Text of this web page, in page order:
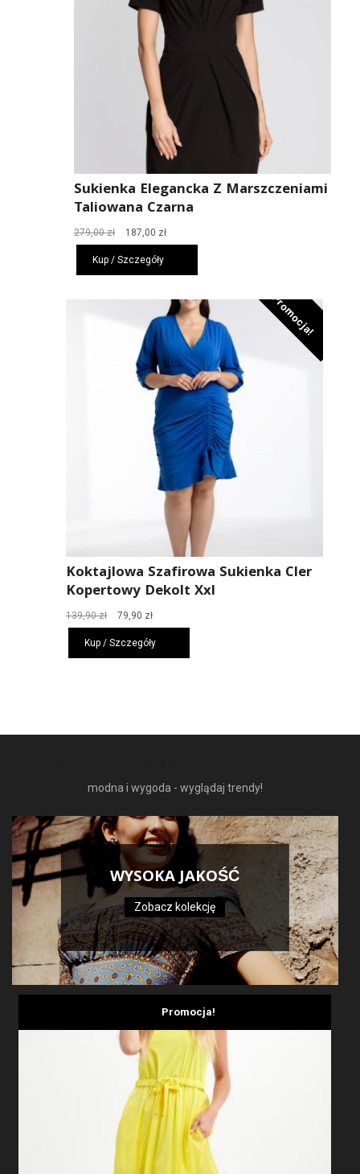
Sukienka Elegancka Z Marszczeniami
Taliowana Czarna
279,00zł
Pierwotna
cena
wynosiła:
279,00 zł.
187,00 złAktualna
cena
187,00 zł.
Kup / Szczegóły
Promocja!
Koktajlowa Szafirowa Sukienka Cler
Kopertowy Dekolt Xxl
139,90zł
Pierwotna
cena
wynosiła:
139,90 zł.
79,90 złAktualna
cena
wynosi:
79,90 zł.
Kup / Szczegóły
modna i wygoda - wyglądaj trendy!
WYSOKA JAKOŚĆ
Zobacz kolekcję
Promocja!